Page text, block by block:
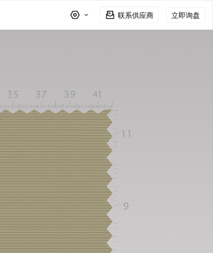
联系供应商 立即询盘